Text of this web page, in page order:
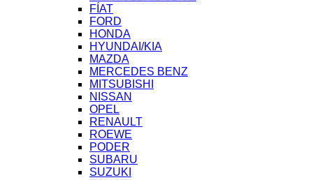
FÍAT
FORD
HONDA
HYUNDAI/KIA
MAZDA
MERCEDES BENZ
MITSUBISHI
NISSAN
OPEL
RENAULT
ROEWE
PODER
SUBARU
SUZUKI